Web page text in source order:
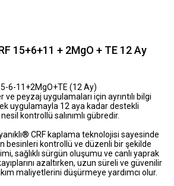
15+6+11 + 2MgO + TE 12 Ay
6-11+2MgO+TE (12 Ay)
peyzaj uygulamaları için ayrıntılı bilgi
uygulamayla 12 aya kadar destekli
kontrollü salınımlı gübredir.
CRF kaplama teknolojisi sayesinde
besinleri kontrollü ve düzenli bir şekilde
sağlıklı sürgün oluşumu ve canlı yaprak
azaltırken, uzun süreli ve güvenilir
maliyetlerini düşürmeye yardımcı olur.